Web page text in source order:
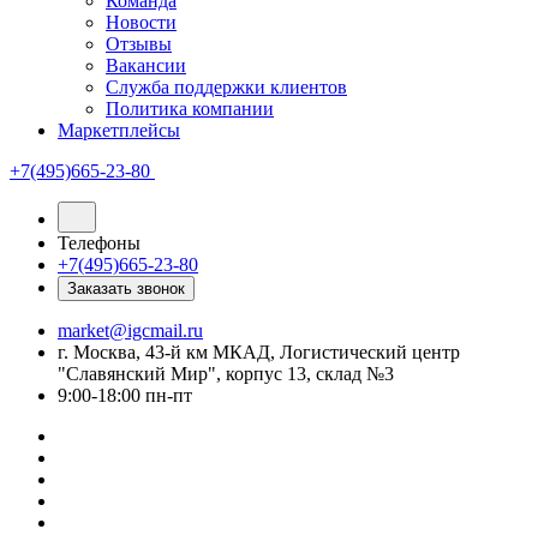
Новости
Отзывы
Вакансии
Служба поддержки клиентов
Политика компании
Маркетплейсы
+7(495)665-23-80
Телефоны
+7(495)665-23-80
Заказать звонок
market@igcmail.ru
г. Москва, 43-й км МКАД, Логистический центр
"Славянский Мир", корпус 13, склад №3
9:00-18:00 пн-пт